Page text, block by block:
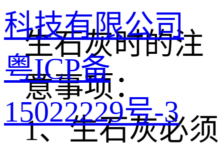
生石灰时的注
意事项：
1、生石灰必须
科技有限公司
粤ICP备
15022229号-3